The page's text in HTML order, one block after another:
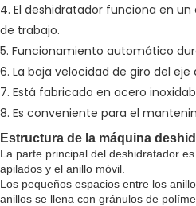
4. El deshidratador funciona en
de trabajo.
5. Funcionamiento automático
6. La baja velocidad de giro del
7. Está fabricado en acero
8. Es conveniente para el
Estructura de la máquina
La parte principal del deshidratador
apilados y el anillo móvil.
Los pequeños espacios entre los
anillos se llena con gránulos de